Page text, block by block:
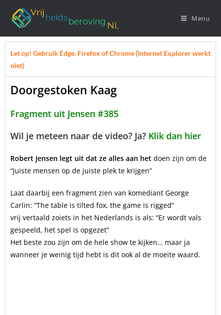
Menu
Let op! Gebruik Edge, Firefox of Chrome (Internet Explorer werkt
niet)
Doorgestoken Kaag
Fragment uit Jensen #385
Wil je meteen naar de video? Ja? Klik dan hier
Robert Jensen legt uit dat ze alles aan het doen zijn om de
“Juiste mensen op de juiste plek te krijgen”
Laat daarbij een fragment zien van komediant George
Carlin: “The table is tilted fox, the game is rigged”
vrij vertaald zoiets in het Nederlands is als: “Er wordt vals
gespeeld, het spel is opgezet”
Het beste zou zijn om de hele show te kijken… maar ja
wanneer je weinig tijd hebt is dit ook al de moeite waard.